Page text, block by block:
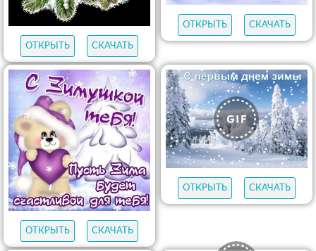
ОТКРЫТЬ СКАЧАТЬ
ОТКРЫТЬ СКАЧАТЬ
ОТКРЫТЬ СКАЧАТЬ
ОТКРЫТЬ СКАЧАТЬ